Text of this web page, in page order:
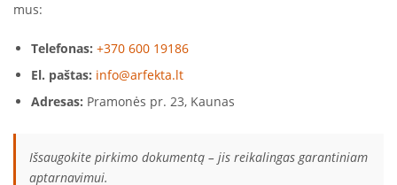
mus:
Telefonas: +370 600 19186
El. paštas: info@arfekta.lt
Adresas: Pramonės pr. 23, Kaunas
Išsaugokite pirkimo dokumentą – jis reikalingas garantiniam
aptarnavimui.